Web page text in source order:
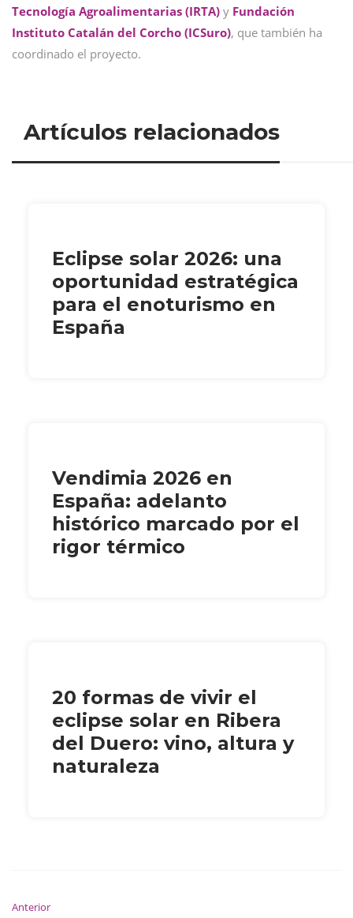
Tecnología Agroalimentarias (IRTA) y Fundación
Instituto Catalán del Corcho (ICSuro), que también ha
coordinado el proyecto.
Artículos relacionados
Eclipse solar 2026: una
oportunidad estratégica
para el enoturismo en
España
Vendimia 2026 en
España: adelanto
histórico marcado por el
rigor térmico
20 formas de vivir el
eclipse solar en Ribera
del Duero: vino, altura y
naturaleza
Anterior